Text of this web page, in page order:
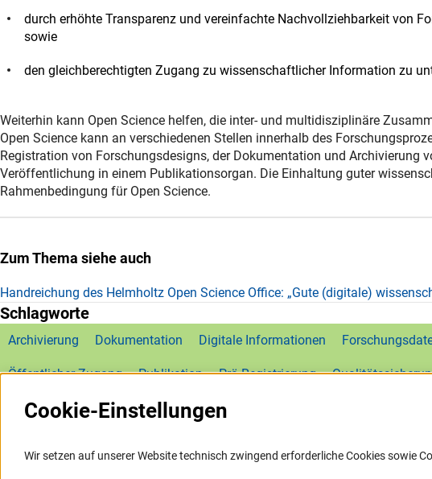
durch erhöhte Transparenz und vereinfachte Nachvollziehbarkeit von
sowie
den gleichberechtigten Zugang zu wissenschaftlicher Information zu
Weiterhin kann Open Science helfen, die inter- und multidisziplinäre
Open Science kann an verschiedenen Stellen innerhalb des
Registration von Forschungsdesigns, der Dokumentation und Archivierung
Veröffentlichung in einem Publikationsorgan. Die Einhaltung guter
Rahmenbedingung für Open Science.
Zum Thema siehe auch
Handreichung des Helmholtz Open Science Office: „Gute (digitale)
Schlagworte
Archivierung Dokumentation Digitale Informationen
Öffentlicher Zugang Publikation Prä-Registrierung
Cookie-Einstellungen
Wir setzen auf unserer Website technisch zwingend erforderliche Cookies sowie